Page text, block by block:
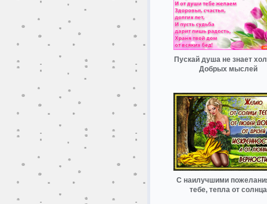
Пускай душа не знает
Добрых мыслей
С наилучшими
тебе, тепла от солнца